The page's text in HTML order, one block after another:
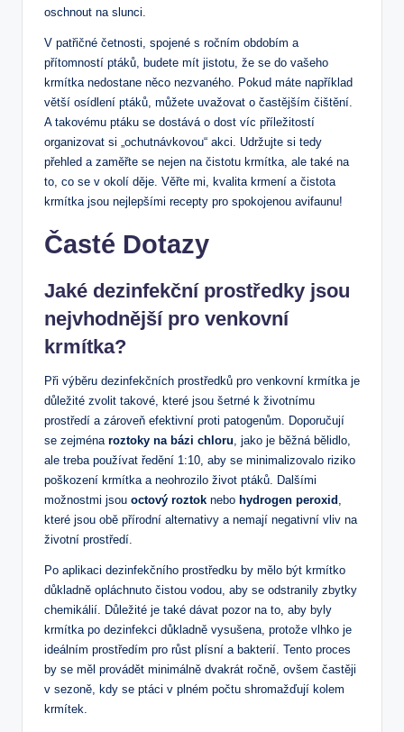
oschnout na slunci.
V patřičné četnosti, spojené s ročním obdobím a
přítomností ptáků, budete mít jistotu, že se do vašeho
krmítka nedostane něco nezvaného. Pokud máte například
větší osídlení ptáků, můžete uvažovat o častějším čištění.
A takovému ptáku se dostává o dost víc příležitostí
organizovat si „ochutnávkovou“ akci. Udržujte si tedy
přehled a zaměřte se nejen na čistotu krmítka, ale také na
to, co se v okolí děje. Věřte mi, kvalita krmení a čistota
krmítka jsou nejlepšími recepty pro spokojenou avifaunu!
Časté Dotazy
Jaké dezinfekční prostředky jsou
nejvhodnější pro venkovní
krmítka?
Při výběru dezinfekčních prostředků pro venkovní krmítka je
důležité zvolit takové, které jsou šetrné k životnímu
prostředí a zároveň efektivní proti patogenům. Doporučují
se zejména roztoky na bázi chloru , jako je běžná bělidlo,
ale treba používat ředění 1:10, aby se minimalizovalo riziko
poškození krmítka a neohrozilo život ptáků. Dalšími
možnostmi jsou octový roztok nebo hydrogen peroxid
které jsou obě přírodní alternativy a nemají negativní vliv na
životní prostředí.
Po aplikaci dezinfekčního prostředku by mělo být krmítko
důkladně opláchnuto čistou vodou, aby se odstranily zbytky
chemikálií. Důležité je také dávat pozor na to, aby byly
krmítka po dezinfekci důkladně vysušena, protože vlhko je
ideálním prostředím pro růst plísní a bakterií. Tento proces
by se měl provádět minimálně dvakrát ročně, ovšem častěji
v sezoně, kdy se ptáci v plném počtu shromažďují kolem
krmítek.